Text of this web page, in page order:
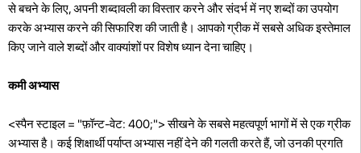
से बचने के लिए, अपनी शब्दावली का विस्तार करने और संदर्भ में नए शब्दों का उपयोग
करके अभ्यास करने की सिफारिश की जाती है। आपको ग्रीक में सबसे अधिक इस्तेमाल
किए जाने वाले शब्दों और वाक्यांशों पर विशेष ध्यान देना चाहिए।
कमी अभ्यास
<स्पैन स्टाइल = "फ़ॉन्ट-वेट: 400;"> सीखने के सबसे महत्वपूर्ण भागों में से एक ग्रीक
अभ्यास है। कई शिक्षार्थी पर्याप्त अभ्यास नहीं देने की गलती करते हैं, जो उनकी प्रगति